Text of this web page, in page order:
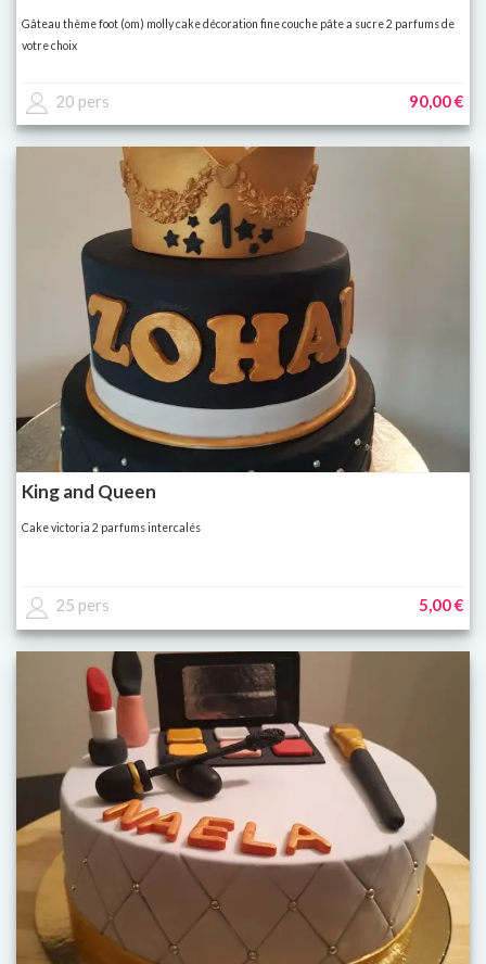
Gâteau thème foot (om) molly cake décoration fine couche pâte a sucre 2 parfums de
votre choix
20 pers 90,00 €
King and Queen
Cake victoria 2 parfums intercalés
25 pers 5,00 €